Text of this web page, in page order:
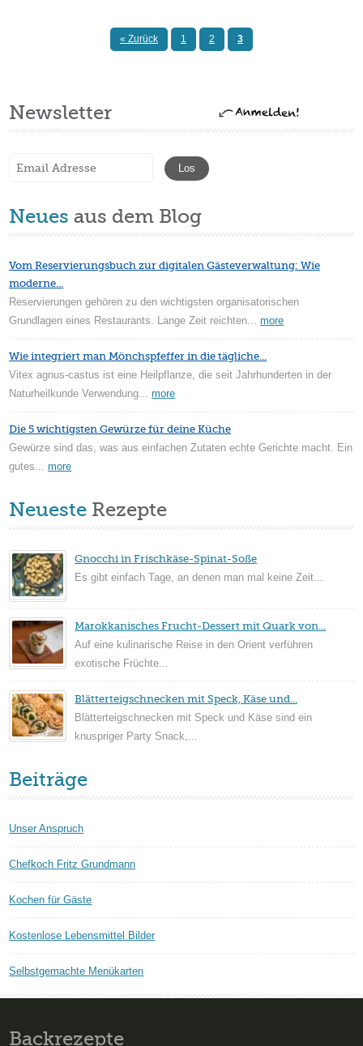
« Zurück 1 2 3
Newsletter
Neues aus dem Blog
Vom Reservierungsbuch zur digitalen Gästeverwaltung: Wie
moderne...
Reservierungen gehören zu den wichtigsten organisatorischen
Grundlagen eines Restaurants. Lange Zeit reichten...more
Wie integriert man Mönchspfeffer in die tägliche...
Vitex agnus-castus ist eine Heilpflanze, die seit Jahrhunderten in der
Naturheilkunde Verwendung...more
Die 5 wichtigsten Gewürze für deine Küche
Gewürze sind das, was aus einfachen Zutaten echte Gerichte macht. Ein
gutes...more
Neueste Rezepte
Gnocchi in Frischkäse-Spinat-Soße
Es gibt einfach Tage, an denen man mal keine Zeit...
Marokkanisches Frucht-Dessert mit Quark von...
Auf eine kulinarische Reise in den Orient verführen
exotische Früchte...
Blätterteigschnecken mit Speck, Käse und...
Blätterteigschnecken mit Speck und Käse sind ein
knuspriger Party Snack,...
Beiträge
Unser Anspruch
Chefkoch Fritz Grundmann
Kochen für Gäste
Kostenlose Lebensmittel Bilder
Selbstgemachte Menükarten
Backrezepte